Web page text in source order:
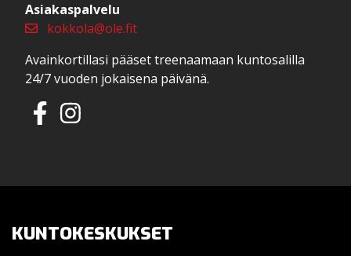
Asiakaspalvelu
kokkola@ole.fit
Avainkortillasi pääset treenaamaan kuntosalilla
24/7 vuoden jokaisena päivänä.
KUNTOKESKUKSET